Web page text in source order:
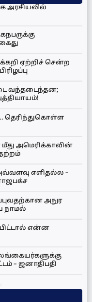
அரசியலில்
ஏற்றிச் சென்ற
வந்தடைந்தன;
தெரிந்துகொள்ள
அமெரிக்காவின்
எளிதல்ல –
அநுர
நாமல்
என்ன
இலங்கையர்களுக்கு
– ஜனாதிபதி